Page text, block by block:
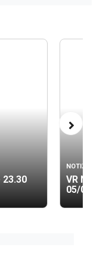
23.30
NOTIZIE
VR News
05/08/